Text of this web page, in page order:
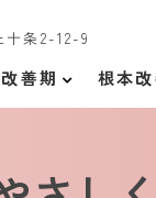
条2-12-9
善期 根本